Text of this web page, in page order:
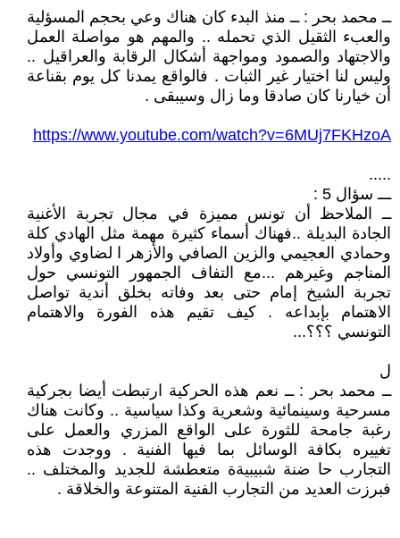
ــ محمد بحر : ــ منذ البدء كان هناك وعي بحجم المسؤلية
والعبء الثقيل الذي تحمله .. والمهم هو مواصلة العمل
والاجتهاد والصمود ومواجهة أشكال الرقابة والعراقيل ..
وليس لنا اختيار غير الثبات . فالواقع يمدنا كل يوم بقناعة
أن خيارنا كان صادقا وما زال وسيبقى .
https://www.youtube.com/watch?v=6MUj7FKHzoA
.....
ـــ سؤال 5 :
ــ الملاحظ أن تونس مميزة في مجال تجربة الأغنية
الجادة البديلة ..فهناك أسماء كثيرة مهمة مثل الهادي كلة
وحمادي العجيمي والزين الصافي والأزهر ا لضاوي وأولاد
المناجم وغيرهم ...مع التفاف الجمهور التونسي حول
تجربة الشيخ إمام حتى بعد وفاته بخلق أندية تواصل
الاهتمام بإبداعه . كيف تقيم هذه الفورة والاهتمام
التونسي ؟؟؟...
ل
ــ محمد بحر : ــ نعم هذه الحركية ارتبطت أيضا بجركية
مسرحية وسينمائية وشعرية وكذا سياسية .. وكانت هناك
رغبة جامحة للثورة على الواقع المزري والعمل على
تغييره بكافة الوسائل بما فيها الفنية . ووجدت هذه
التجارب حا ضنة شبيبيةة متعطشة للجديد والمختلف ..
فبرزت العديد من التجارب الفنية المتنوعة والخلاقة .